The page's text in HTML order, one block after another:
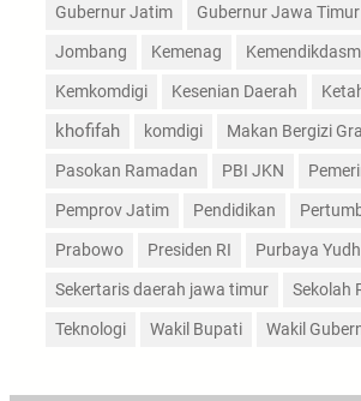
Gubernur Jatim Gubernur Jawa Timur
Jombang Kemenag
Kemkomdigi Kesenian Daerah
khofifah komdigi Makan Bergizi
Pasokan Ramadan PBI JKN
Pemprov Jatim Pendidikan
Prabowo Presiden RI Purbaya
Sekertaris daerah jawa timur Sekolah
Teknologi Wakil Bupati Wakil